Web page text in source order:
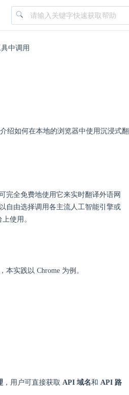
中调用
绍如何在本地的浏览器中使用沉浸式翻
完全免费地使用它来实时翻译外语网
自由选择调用各主流人工智能引擎或
使用。
实践以 Chrome 为例。
，用户可直接获取 API 域名和 API 路